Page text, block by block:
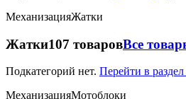
МеханизацияЖатки
Жатки107 товаровВсе
Подкатегорий нет. Перейти в
МеханизацияМотоблоки